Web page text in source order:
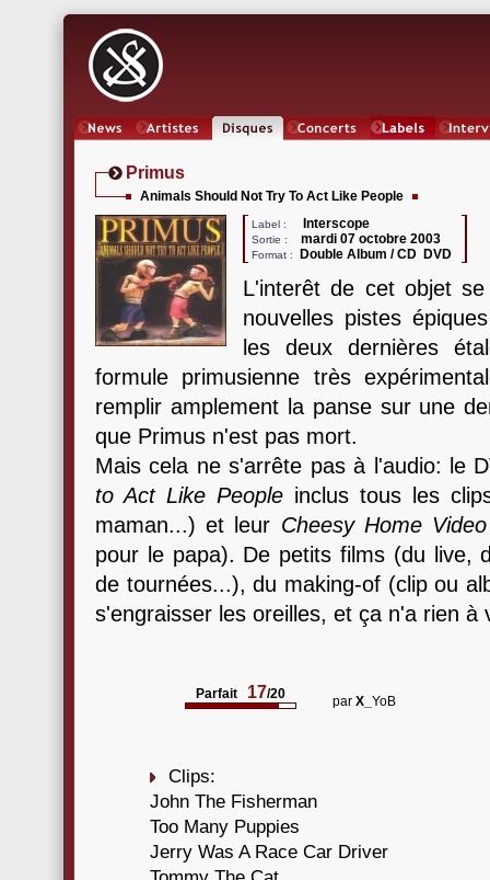
Primus
Animals Should Not Try To Act Like People
Label : Interscope
Sortie : mardi 07 octobre 2003
Format : Double Album / CD DVD
L'interêt de cet objet
nouvelles pistes
les deux dernières
formule primusienne très
remplir amplement la panse sur une
que Primus n'est pas mort.
Mais cela ne s'arrête pas à l'audio: le
to Act Like People inclus tous les
maman...) et leur Cheesy Home Video
pour le papa). De petits films (du live,
de tournées...), du making-of (clip ou
s'engraisser les oreilles, et ça n'a rien à
Parfait 17/20 par X_ YoB
Clips:
John The Fisherman
Too Many Puppies
Jerry Was A Race Car Driver